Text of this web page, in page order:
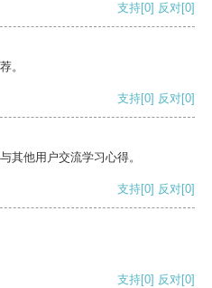
支持[0] 反对[0]
。
支持[0] 反对[0]
其他用户交流学习心得。
支持[0] 反对[0]
支持[0] 反对[0]